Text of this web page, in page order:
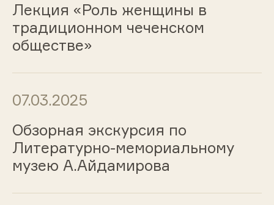
Лекция «Роль женщины в
традиционном чеченском
обществе»
07.03.2025
Обзорная экскурсия по
Литературно-мемориальному
музею А.Айдамирова